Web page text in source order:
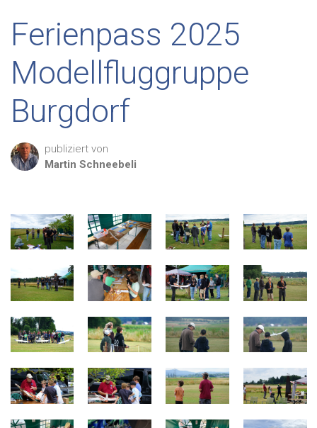
Ferienpass 2025
Modellfluggruppe
Burgdorf
publiziert von
Martin Schneebeli